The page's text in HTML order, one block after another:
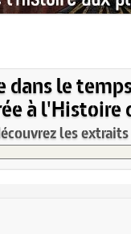
le
à l'Histoire
les